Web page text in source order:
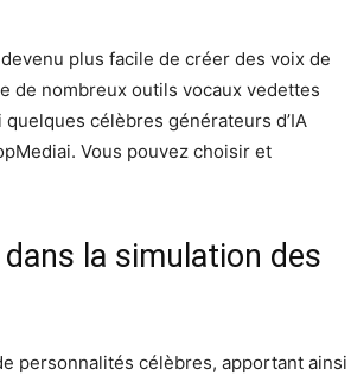
plus facile de créer des voix de
de nombreux outils vocaux vedettes
célèbres générateurs d’IA
Vous pouvez choisir et
la simulation des
personnalités célèbres, apportant ainsi